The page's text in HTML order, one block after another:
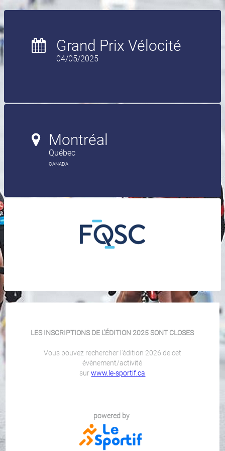
Grand Prix Vélocité
04/05/2025
Montréal
Québec
CANADA
LES INSCRIPTIONS DE L'ÉDITION 2025 SONT CLOSES
Vous pouvez rechercher l'édition 2026 de cet
évènement/activité
surwww.le-sportif.ca
powered by